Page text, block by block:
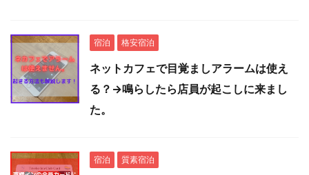
宿泊 格安宿泊
ネットカフェで目覚ましアラームは使え
る？→鳴らしたら店員が起こしに来まし
た。
宿泊 質素宿泊